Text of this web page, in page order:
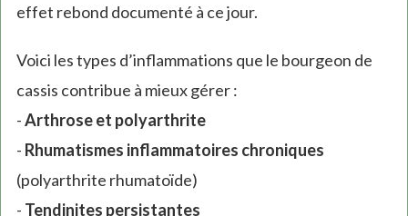
effet rebond documenté à ce jour.
Voici les types d’inflammations que le bourgeon de
cassis contribue à mieux gérer :
-Arthrose et polyarthrite
- Rhumatismes inflammatoires chroniques
(polyarthrite rhumatoïde)
- Tendinites persistantes